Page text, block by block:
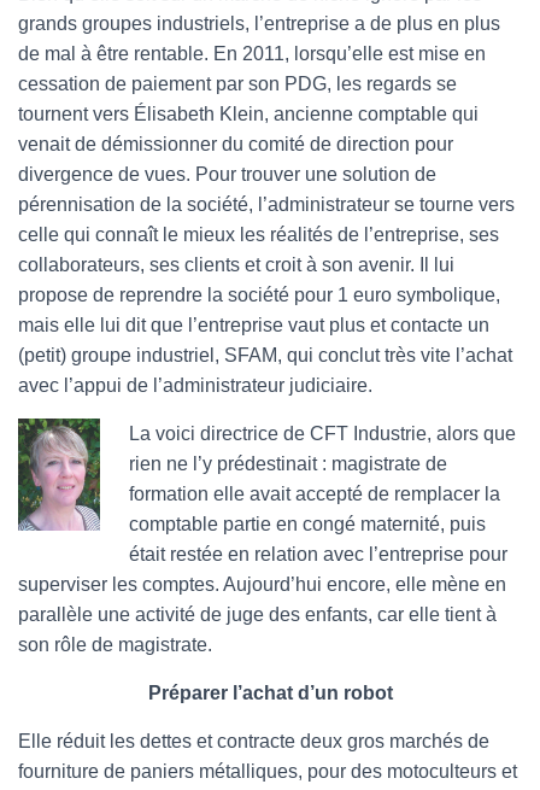
grands groupes industriels, l’entreprise a de plus en plus
de mal à être rentable. En 2011, lorsqu’elle est mise en
cessation de paiement par son PDG, les regards se
tournent vers Élisabeth Klein, ancienne comptable qui
venait de démissionner du comité de direction pour
divergence de vues. Pour trouver une solution de
pérennisation de la société, l’administrateur se tourne vers
celle qui connaît le mieux les réalités de l’entreprise, ses
collaborateurs, ses clients et croit à son avenir. Il lui
propose de reprendre la société pour 1 euro symbolique,
mais elle lui dit que l’entreprise vaut plus et contacte un
(petit) groupe industriel, SFAM, qui conclut très vite l’achat
avec l’appui de l’administrateur judiciaire.
La voici directrice de CFT Industrie, alors que
rien ne l’y prédestinait : magistrate de
formation elle avait accepté de remplacer la
comptable partie en congé maternité, puis
était restée en relation avec l’entreprise pour
superviser les comptes. Aujourd’hui encore, elle mène en
parallèle une activité de juge des enfants, car elle tient à
son rôle de magistrate.
Préparer l’achat d’un robot
Elle réduit les dettes et contracte deux gros marchés de
fourniture de paniers métalliques, pour des motoculteurs et